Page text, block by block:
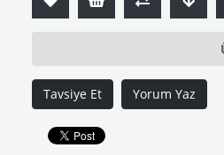
Tavsiye Et Yorum Yaz